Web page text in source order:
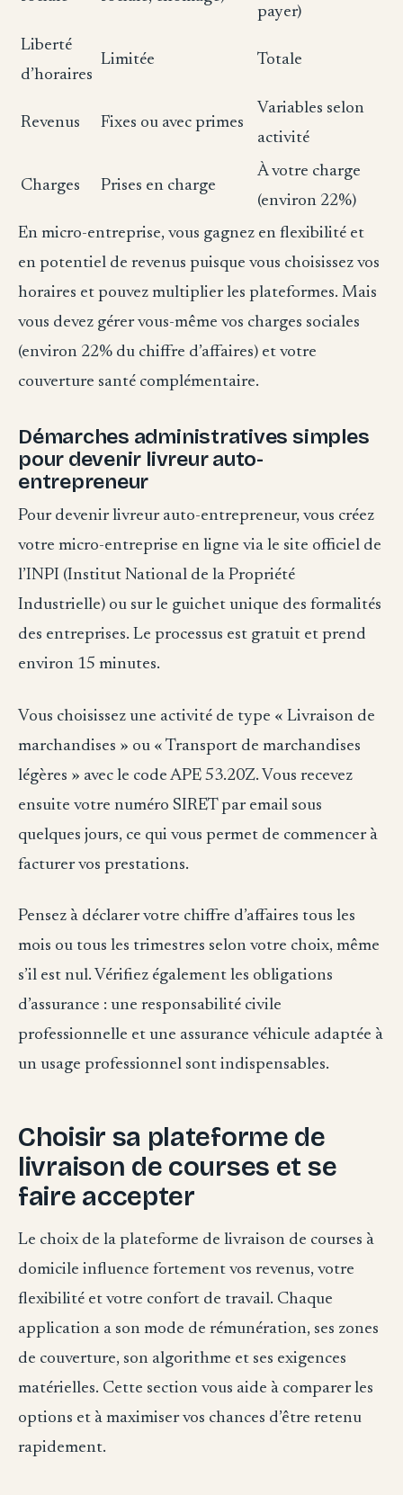
payer)
Liberté
d’horaires
Limitée Totale
Revenus Fixes ou avec primes
Variables selon
activité
Charges Prises en charge
À votre charge
(environ 22%)
En micro-entreprise, vous gagnez en flexibilité et
en potentiel de revenus puisque vous choisissez vos
horaires et pouvez multiplier les plateformes. Mais
vous devez gérer vous-même vos charges sociales
(environ 22% du chiffre d’affaires) et votre
couverture santé complémentaire.
Démarches administratives simples
pour devenir livreur auto-
entrepreneur
Pour devenir livreur auto-entrepreneur, vous créez
votre micro-entreprise en ligne via le site officiel de
l’INPI (Institut National de la Propriété
Industrielle) ou sur le guichet unique des formalités
des entreprises. Le processus est gratuit et prend
environ 15 minutes.
Vous choisissez une activité de type « Livraison de
marchandises » ou « Transport de marchandises
légères » avec le code APE 53.20Z. Vous recevez
ensuite votre numéro SIRET par email sous
quelques jours, ce qui vous permet de commencer à
facturer vos prestations.
Pensez à déclarer votre chiffre d’affaires tous les
mois ou tous les trimestres selon votre choix, même
s’il est nul. Vérifiez également les obligations
d’assurance : une responsabilité civile
professionnelle et une assurance véhicule adaptée à
un usage professionnel sont indispensables.
Choisir sa plateforme de
livraison de courses et se
faire accepter
Le choix de la plateforme de livraison de courses à
domicile influence fortement vos revenus, votre
flexibilité et votre confort de travail. Chaque
application a son mode de rémunération, ses zones
de couverture, son algorithme et ses exigences
matérielles. Cette section vous aide à comparer les
options et à maximiser vos chances d’être retenu
rapidement.